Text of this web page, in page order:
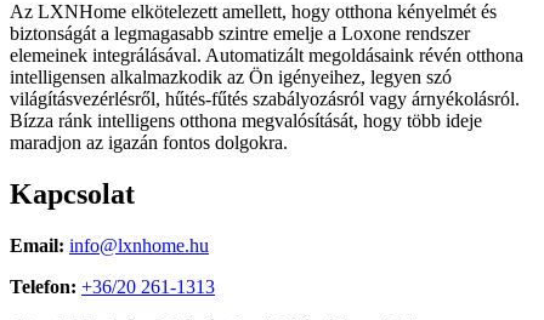
Az LXNHome elkötelezett amellett, hogy otthona kényelmét és
biztonságát a legmagasabb szintre emelje a Loxone rendszer
elemeinek integrálásával. Automatizált megoldásaink révén otthona
intelligensen alkalmazkodik az Ön igényeihez, legyen szó
világításvezérlésről, hűtés-fűtés szabályozásról vagy árnyékolásról.
Bízza ránk intelligens otthona megvalósítását, hogy több ideje
maradjon az igazán fontos dolgokra.
Kapcsolat
Email: info@lxnhome.hu
Telefon: +36/20 261-1313